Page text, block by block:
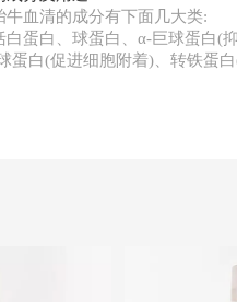
血清的成分有下面几大类:
白、球蛋白、α-巨球蛋白(抑
蛋白(促进细胞附着)、转铁蛋